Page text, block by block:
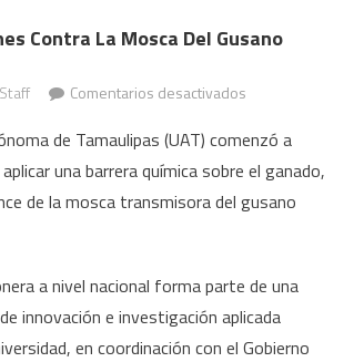
Contra La Mosca Del Gusano
Staff Comentarios desactivadosen
utiliza
drones
contra
del
gusano
barrenador
de Tamaulipas (UAT) comenzó a
una barrera química sobre el ganado,
de la mosca transmisora del gusano
a nivel nacional forma parte de una
innovación e investigación aplicada
en coordinación con el Gobierno